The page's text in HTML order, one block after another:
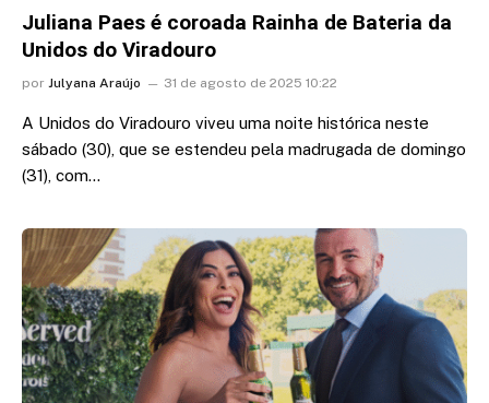
Juliana Paes é coroada Rainha de Bateria da
Unidos do Viradouro
por Julyana Araújo 31 de agosto de 2025 10:22
A Unidos do Viradouro viveu uma noite histórica neste
sábado (30), que se estendeu pela madrugada de domingo
(31), com…